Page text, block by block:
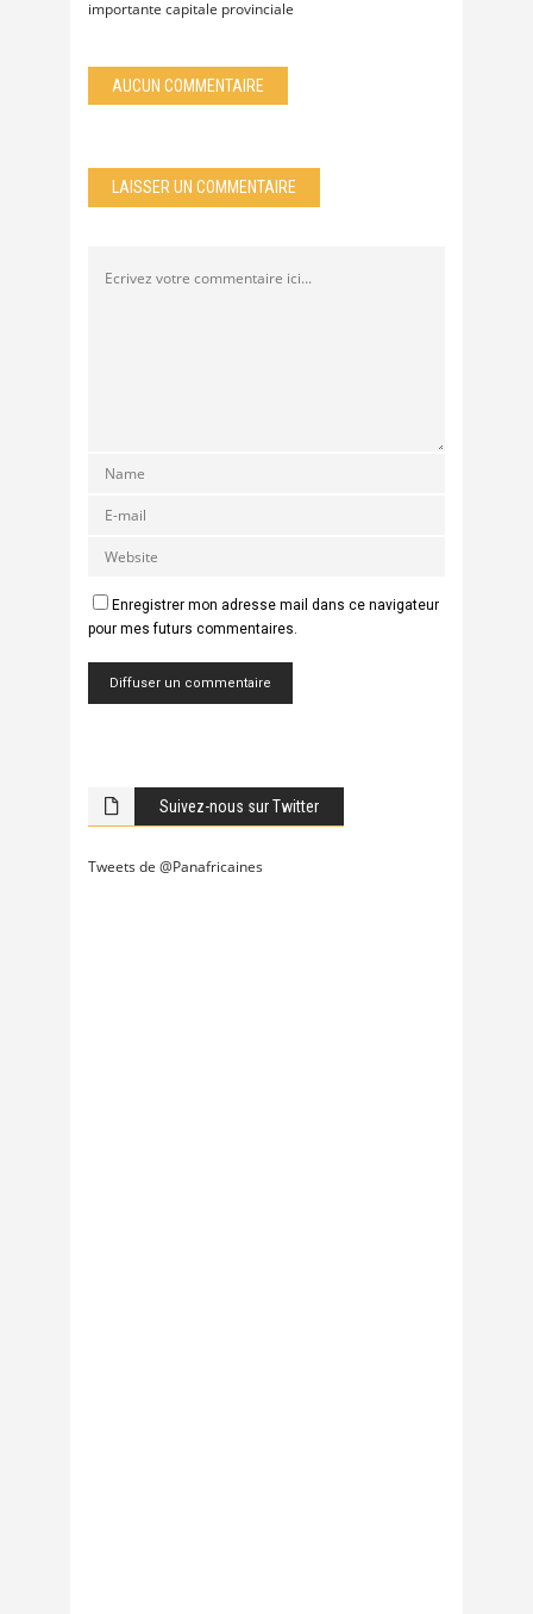
importante capitale provinciale
AUCUN COMMENTAIRE
LAISSER UN COMMENTAIRE
Enregistrer mon adresse mail dans ce navigateur
pour mes futurs commentaires.
Suivez-nous sur Twitter
Tweets de @Panafricaines